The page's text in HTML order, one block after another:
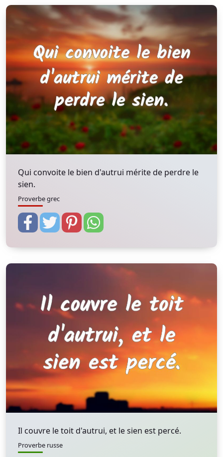
Qui convoite le bien d'autrui mérite de perdre le
sien.
Proverbe grec
Il couvre le toit d'autrui, et le sien est percé.
Proverbe russe